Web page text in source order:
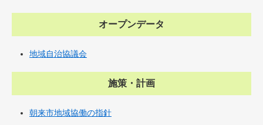
オープンデータ
地域自治協議会
施策・計画
朝来市地域協働の指針